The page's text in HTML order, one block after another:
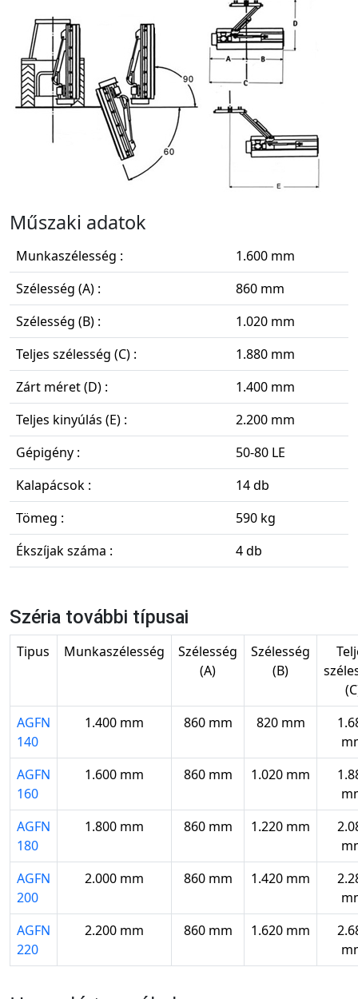
Műszaki adatok
Munkaszélesség :
1.600 mm
Szélesség (A) :
860 mm
Szélesség (B) :
1.020 mm
Teljes szélesség (C) :
1.880 mm
Zárt méret (D) :
1.400 mm
Teljes kinyúlás (E) :
2.200 mm
Gépigény :
50-80 LE
Kalapácsok :
14 db
Tömeg :
590 kg
Ékszíjak száma :
4 db
Széria további típusai
Tipus Munkaszélesség
Szélesség
(A)
Szélesség
(B)
AGFN
140
1.400 mm 860 mm 820 mm
AGFN
160
1.600 mm 860 mm 1.020 mm
AGFN
180
1.800 mm 860 mm 1.220 mm
AGFN
200
2.000 mm 860 mm 1.420 mm
AGFN
220
2.200 mm 860 mm 1.620 mm